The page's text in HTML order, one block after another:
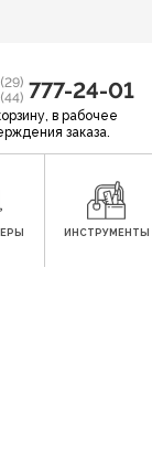
777-24-01
в рабочее
заказа.
ИНСТРУМЕНТЫ